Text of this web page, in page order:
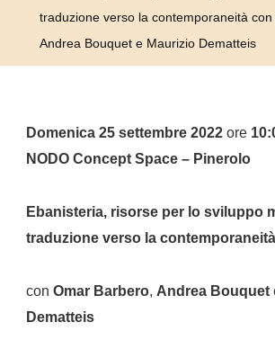
traduzione verso la contemporaneità con
Andrea Bouquet e Maurizio Dematteis
Domenica 25 settembre 2022 ore
NODO Concept Space – Pinerolo
Ebanisteria, risorse per lo sviluppo
traduzione verso la
con Omar Barbero, Andrea Bouquet
Dematteis